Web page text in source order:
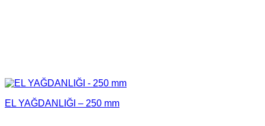
EL YAĞDANLIĞI – 250 mm